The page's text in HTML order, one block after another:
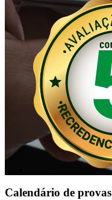
Calendário de provas